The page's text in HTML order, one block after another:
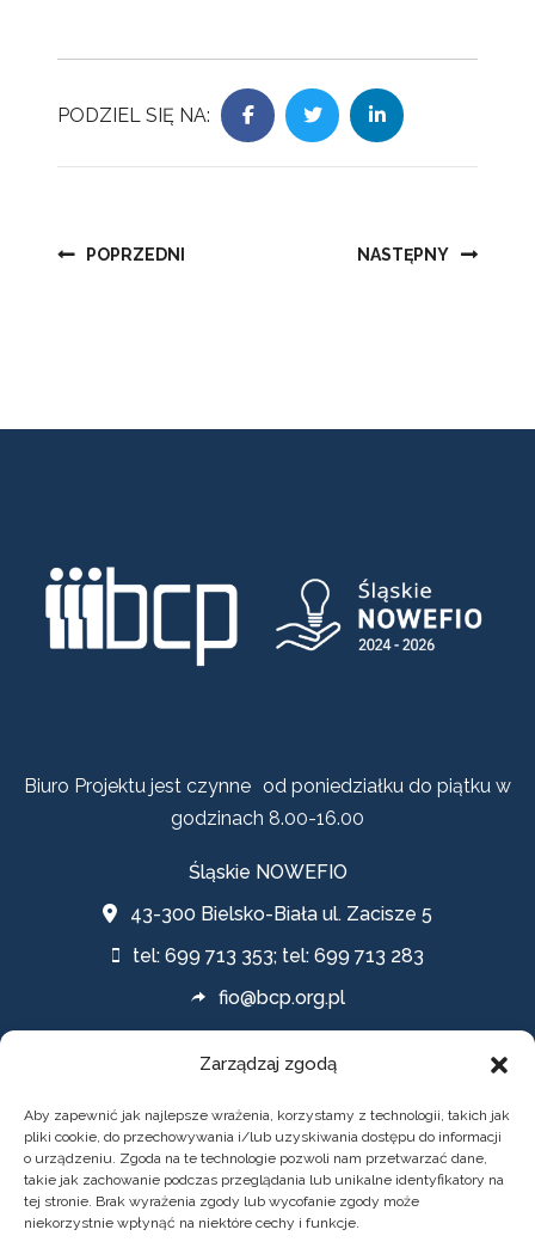
Zarządzaj zgodą
Aby zapewnić jak najlepsze wrażenia, korzystamy z technologii, takich jak
pliki cookie, do przechowywania i/lub uzyskiwania dostępu do informacji
o urządzeniu. Zgoda na te technologie pozwoli nam przetwarzać dane,
takie jak zachowanie podczas przeglądania lub unikalne identyfikatory na
tej stronie. Brak wyrażenia zgody lub wycofanie zgody może
niekorzystnie wpłynąć na niektóre cechy i funkcje.
PODZIEL SIĘ NA:
Nawigacja
POPRZEDNI NASTĘPNY
Biuro Projektu jest czynne od poniedziałku do piątku w
godzinach 8.00-16.00
Śląskie NOWEFIO
43-300 Bielsko-Biała ul. Zacisze 5
tel: 699 713 353; tel: 699 713 283
fio@bcp.org.pl
Polityki
POLITYKA PRYWATNOŚCI
DEKLARACJA DOSTĘPNOŚCI